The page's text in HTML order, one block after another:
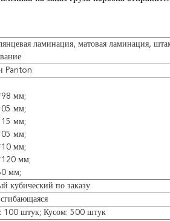
ламинация, матовая ламинация,
Panton
мм;
мм;
мм;
мм;
мм;
мм;
мм;
кубический по заказу
100 штук; Кусом: 500 штук